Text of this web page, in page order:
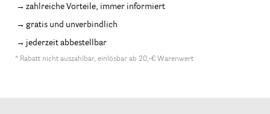
zahlreiche Vorteile, immer informiert
gratis und unverbindlich
jederzeit abbestellbar
* Rabatt nicht auszahlbar, einlösbar ab 20,-€ Warenwert